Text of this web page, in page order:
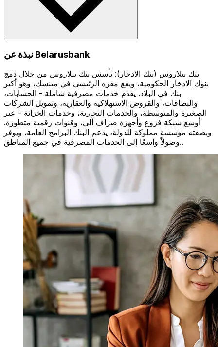
نبذة عن Belarusbank
بنك بيلاروس (بنك الادخار): تأسس بنك بيلاروس من خلال دمج
بنوك الادخار الحكومية، ويقع مقره الرئيسي في مينسك، وهو أكبر
بنك في البلاد. يقدم خدمات مصرفية شاملة - الحسابات،
والبطاقات، والقروض الاستهلاكية والعقارية، وتمويل الشركات
الصغيرة والمتوسطة، والخدمات التجارية، وخدمات الخزانة - عبر
أوسع شبكة فروع وأجهزة صراف آلي، وقنوات رقمية متطورة.
وبصفته مؤسسة مملوكة للدولة، يدعم البنك البرامج العامة، ويوفر
وصولاً واسعًا إلى الخدمات المصرفية في جميع المناطق..